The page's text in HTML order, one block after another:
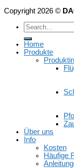
Copyright 2026 ©
Home
Produkte
Über uns
Info
Kosten
Häufige